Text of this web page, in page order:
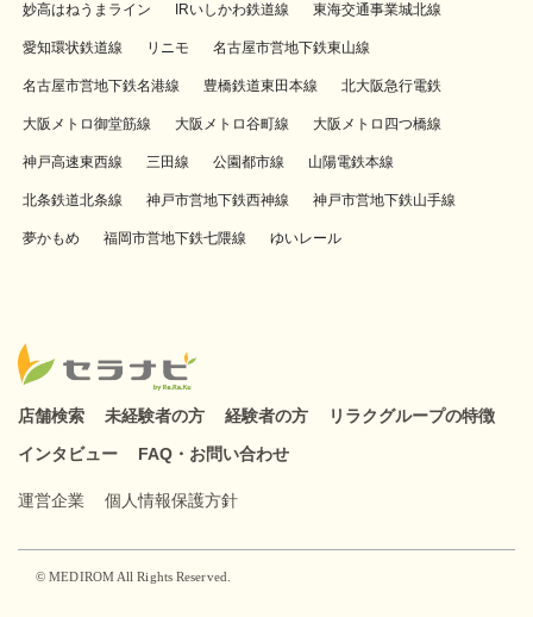
妙高はねうまライン IRいしかわ鉄道線 東海交通事業城北線
愛知環状鉄道線 リニモ 名古屋市営地下鉄東山線
名古屋市営地下鉄名港線 豊橋鉄道東田本線 北大阪急行電鉄
大阪メトロ御堂筋線 大阪メトロ谷町線 大阪メトロ四つ橋線
神戸高速東西線 三田線 公園都市線 山陽電鉄本線
北条鉄道北条線 神戸市営地下鉄西神線 神戸市営地下鉄山手線
夢かもめ 福岡市営地下鉄七隈線 ゆいレール
店舗検索 未経験者の方 経験者の方
リラクグループの特徴
インタビュー
FAQ・お問い合わせ
運営企業 個人情報保護方針
© MEDIROM All Rights Reserved.